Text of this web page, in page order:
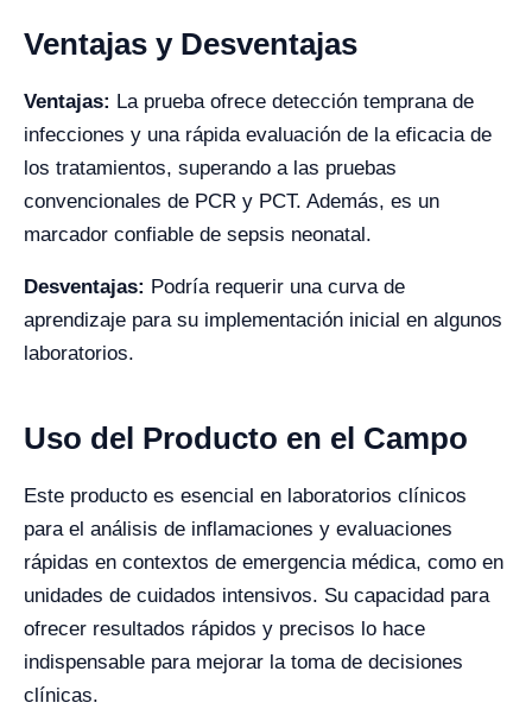
Ventajas y Desventajas
Ventajas: La prueba ofrece detección temprana de
infecciones y una rápida evaluación de la eficacia de
los tratamientos, superando a las pruebas
convencionales de PCR y PCT. Además, es un
marcador confiable de sepsis neonatal.
Desventajas: Podría requerir una curva de
aprendizaje para su implementación inicial en algunos
laboratorios.
Uso del Producto en el Campo
Este producto es esencial en laboratorios clínicos
para el análisis de inflamaciones y evaluaciones
rápidas en contextos de emergencia médica, como en
unidades de cuidados intensivos. Su capacidad para
ofrecer resultados rápidos y precisos lo hace
indispensable para mejorar la toma de decisiones
clínicas.